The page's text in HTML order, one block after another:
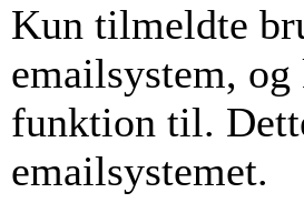
Kun tilmeldte
emailsystem,
funktion til.
emailsystemet.